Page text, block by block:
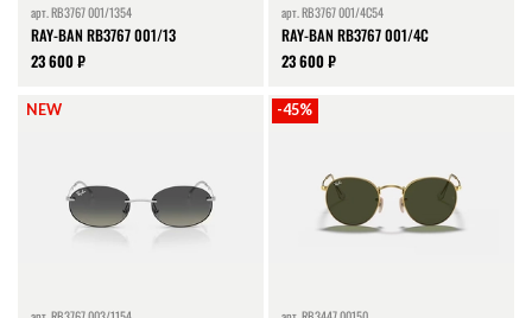
арт.RB3767 001/1354
RAY-BAN RB3767 001/13
23 600 ₽
арт. RB3767 001/4C54
RAY-BAN RB3767 001/4C
23 600 ₽
NEW -45%